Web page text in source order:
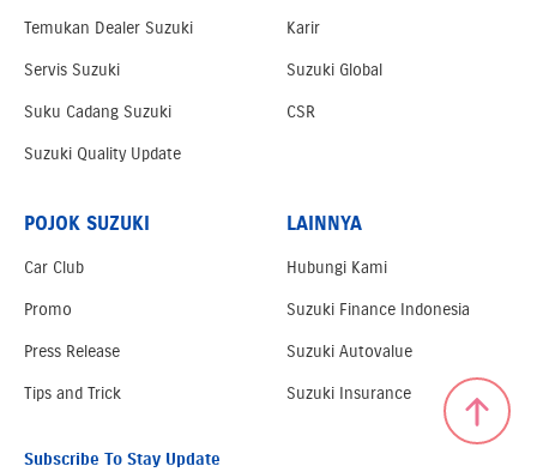
Temukan Dealer Suzuki
Servis Suzuki
Suku Cadang Suzuki
Suzuki Quality Update
Karir
Suzuki Global
CSR
POJOK SUZUKI
Car Club
Promo
Press Release
Tips and Trick
LAINNYA
Hubungi Kami
Suzuki Finance Indonesia
Suzuki Autovalue
Suzuki Insurance
Subscribe To Stay Update